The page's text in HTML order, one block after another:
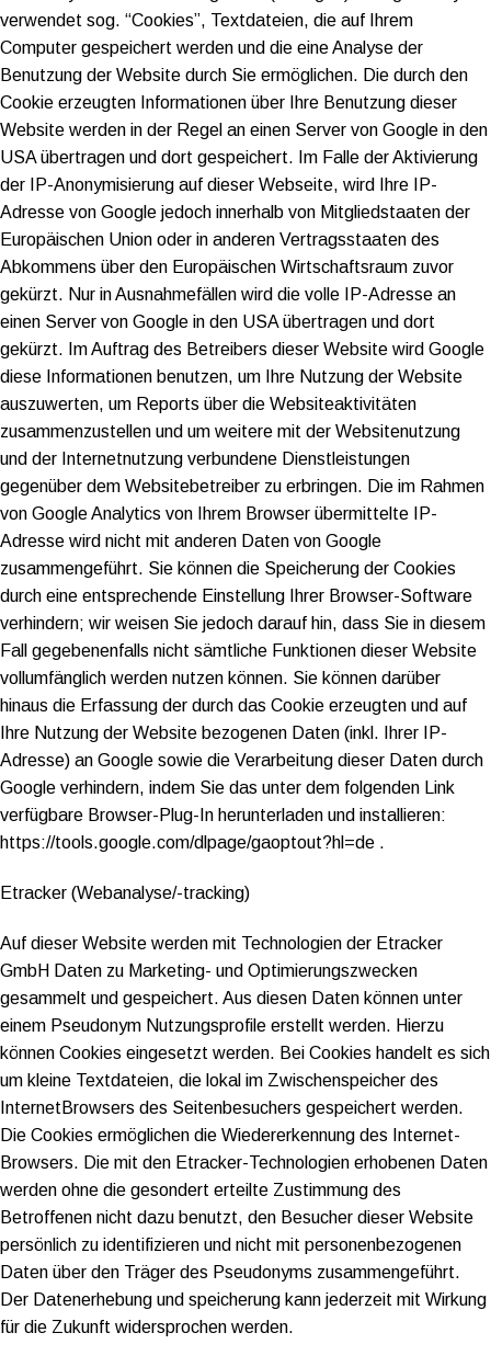
verwendet sog. “Cookies”, Textdateien, die auf Ihrem
Computer gespeichert werden und die eine Analyse der
Benutzung der Website durch Sie ermöglichen. Die durch den
Cookie erzeugten Informationen über Ihre Benutzung dieser
Website werden in der Regel an einen Server von Google in den
USA übertragen und dort gespeichert. Im Falle der Aktivierung
der IP-Anonymisierung auf dieser Webseite, wird Ihre IP-
Adresse von Google jedoch innerhalb von Mitgliedstaaten der
Europäischen Union oder in anderen Vertragsstaaten des
Abkommens über den Europäischen Wirtschaftsraum zuvor
gekürzt. Nur in Ausnahmefällen wird die volle IP-Adresse an
einen Server von Google in den USA übertragen und dort
gekürzt. Im Auftrag des Betreibers dieser Website wird Google
diese Informationen benutzen, um Ihre Nutzung der Website
auszuwerten, um Reports über die Websiteaktivitäten
zusammenzustellen und um weitere mit der Websitenutzung
und der Internetnutzung verbundene Dienstleistungen
gegenüber dem Websitebetreiber zu erbringen. Die im Rahmen
von Google Analytics von Ihrem Browser übermittelte IP-
Adresse wird nicht mit anderen Daten von Google
zusammengeführt. Sie können die Speicherung der Cookies
durch eine entsprechende Einstellung Ihrer Browser-Software
verhindern; wir weisen Sie jedoch darauf hin, dass Sie in diesem
Fall gegebenenfalls nicht sämtliche Funktionen dieser Website
vollumfänglich werden nutzen können. Sie können darüber
hinaus die Erfassung der durch das Cookie erzeugten und auf
Ihre Nutzung der Website bezogenen Daten (inkl. Ihrer IP-
Adresse) an Google sowie die Verarbeitung dieser Daten durch
Google verhindern, indem Sie das unter dem folgenden Link
verfügbare Browser-Plug-In herunterladen und installieren:
https://tools.google.com/dlpage/gaoptout?hl=de .
Etracker (Webanalyse/-tracking)
Auf dieser Website werden mit Technologien der Etracker
GmbH Daten zu Marketing- und Optimierungszwecken
gesammelt und gespeichert. Aus diesen Daten können unter
einem Pseudonym Nutzungsprofile erstellt werden. Hierzu
können Cookies eingesetzt werden. Bei Cookies handelt es sich
um kleine Textdateien, die lokal im Zwischenspeicher des
InternetBrowsers des Seitenbesuchers gespeichert werden.
Die Cookies ermöglichen die Wiedererkennung des Internet-
Browsers. Die mit den Etracker-Technologien erhobenen Daten
werden ohne die gesondert erteilte Zustimmung des
Betroffenen nicht dazu benutzt, den Besucher dieser Website
persönlich zu identifizieren und nicht mit personenbezogenen
Daten über den Träger des Pseudonyms zusammengeführt.
Der Datenerhebung und speicherung kann jederzeit mit Wirkung
für die Zukunft widersprochen werden.